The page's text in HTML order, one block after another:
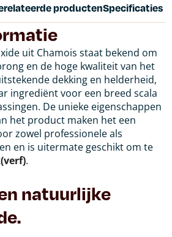
productenSpecificaties
uit Chamois staat bekend om
en de hoge kwaliteit van het
dekking en helderheid,
ingrediënt voor een breed scala
De unieke eigenschappen
het product maken het een
zowel professionele als
en is uitermate geschikt om te
.
natuurlijke